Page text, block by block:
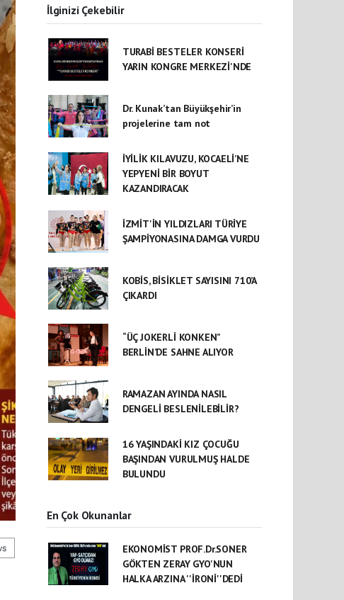
İlginizi Çekebilir
TURABİ BESTELER KONSERİ
YARIN KONGRE MERKEZİ'NDE
Dr. Kunak’tan Büyükşehir’in
projelerine tam not
İYİLİK KILAVUZU, KOCAELİ’NE
YEPYENİ BİR BOYUT
KAZANDIRACAK
İZMİT'İN YILDIZLARI TÜRİYE
ŞAMPİYONASINA DAMGA VURDU
KOBİS, BİSİKLET SAYISINI 710’A
ÇIKARDI
“ÜÇ JOKERLİ KONKEN”
BERLİN’DE SAHNE ALIYOR
RAMAZAN AYINDA NASIL
DENGELİ BESLENİLEBİLİR?
16 YAŞINDAKİ KIZ ÇOCUĞU
BAŞINDAN VURULMUŞ HALDE
BULUNDU
En Çok Okunanlar
EKONOMİST PROF.Dr.SONER
GÖKTEN ZERAY GYO'NUN
HALKA ARZINA ''İRONİ''DEDİ